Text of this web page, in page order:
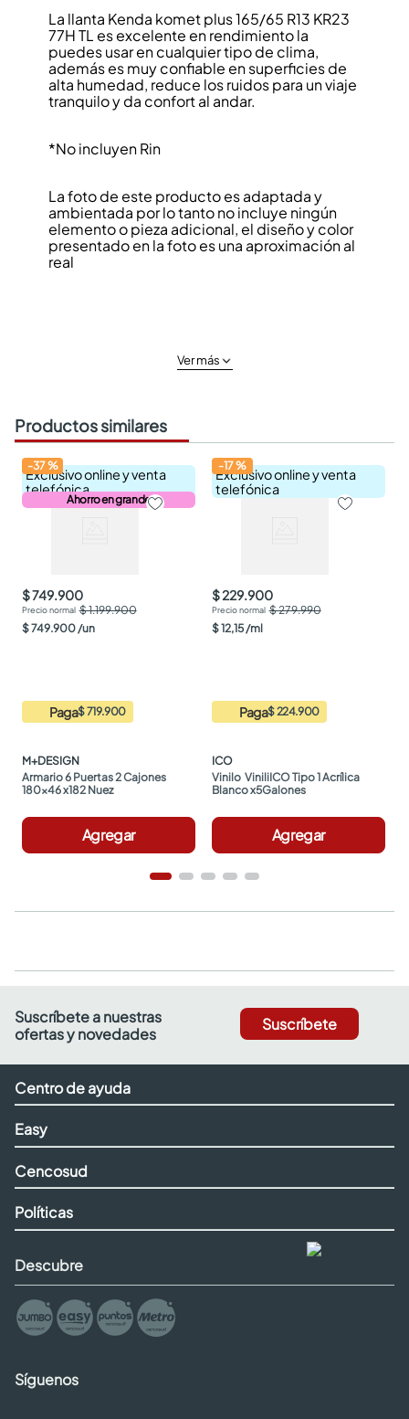
La llanta Kenda komet plus 165/65 R13 KR23
77H TL es excelente en rendimiento la
puedes usar en cualquier tipo de clima,
además es muy confiable en superficies de
alta humedad, reduce los ruidos para un viaje
tranquilo y da confort al andar.
*No incluyen Rin
La foto de este producto es adaptada y
ambientada por lo tanto no incluye ningún
elemento o pieza adicional, el diseño y color
presentado en la foto es una aproximación al
real
Ver más
Productos similares
Exclusivo online y venta
telefónica
Ahorro en grande
-37%
$ 749.900
$ 1.199.900
$749.900 /un
Paga$ 719.900
M+DESIGN
Armario 6 Puertas 2 Cajones
180x46 x182 Nuez
Agregar
Exclusivo online y venta
telefónica
-17%
$ 229.900
$ 279.990
$12,15 /ml
Paga$ 224.900
ICO
Vinilo  ViniliICO Tipo 1 Acrílica
Blanco x5Galones
Agregar
Suscríbete a nuestras
ofertas y novedades
Suscríbete
Centro de ayuda
Easy
Cencosud
Políticas
Descubre
Síguenos